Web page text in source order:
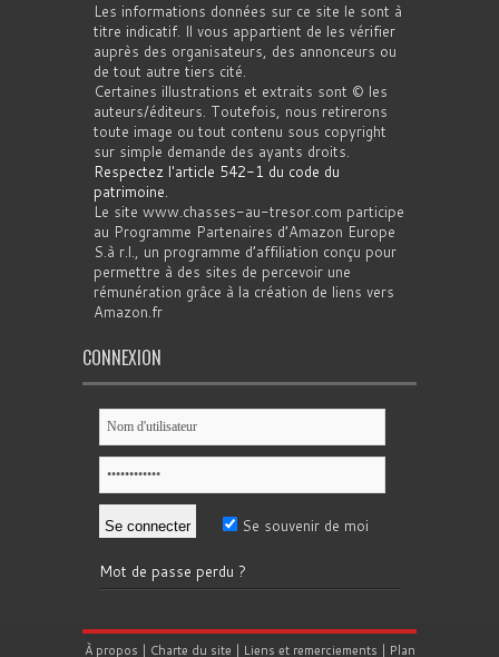
Les informations données sur ce site le sont à
titre indicatif. Il vous appartient de les vérifier
auprès des organisateurs, des annonceurs ou
de tout autre tiers cité.
Certaines illustrations et extraits sont © les
auteurs/éditeurs. Toutefois, nous retirerons
toute image ou tout contenu sous copyright
sur simple demande des ayants droits.
Respectez l'article 542-1 du code du
patrimoine.
Le site www.chasses-au-tresor.com participe
au Programme Partenaires d’Amazon Europe
S.à r.l., un programme d’affiliation conçu pour
permettre à des sites de percevoir une
rémunération grâce à la création de liens vers
Amazon.fr
CONNEXION
Se souvenir de moi
Mot de passe perdu ?
À propos | Charte du site | Liens et remerciements | Plan